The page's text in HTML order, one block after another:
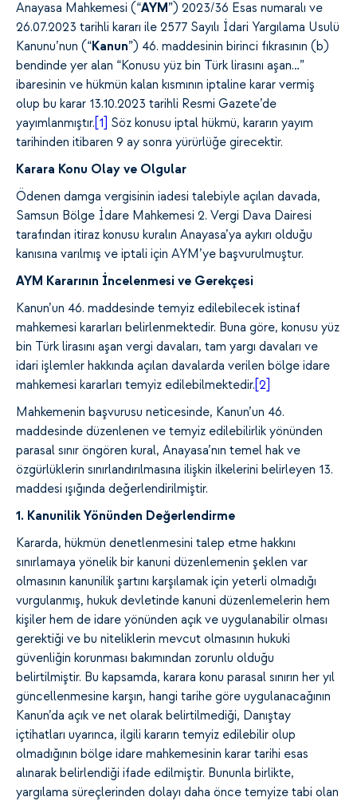
Anayasa Mahkemesi (“AYM”) 2023/36 Esas numaralı ve
26.07.2023 tarihli kararı ile 2577 Sayılı İdari Yargılama Usulü
Kanunu’nun (“Kanun”) 46. maddesinin birinci fıkrasının (b)
bendinde yer alan “Konusu yüz bin Türk lirasını aşan…”
ibaresinin ve hükmün kalan kısmının iptaline karar vermiş
olup bu karar 13.10.2023 tarihli Resmi Gazete’de
yayımlanmıştır. [1] Söz konusu iptal hükmü, kararın yayım
tarihinden itibaren 9 ay sonra yürürlüğe girecektir.
Karara Konu Olay ve Olgular
Ödenen damga vergisinin iadesi talebiyle açılan davada,
Samsun Bölge İdare Mahkemesi 2. Vergi Dava Dairesi
tarafından itiraz konusu kuralın Anayasa’ya aykırı olduğu
kanısına varılmış ve iptali için AYM’ye başvurulmuştur.
AYM Kararının İncelenmesi ve Gerekçesi
Kanun’un 46. maddesinde temyiz edilebilecek istinaf
mahkemesi kararları belirlenmektedir. Buna göre, konusu yüz
bin Türk lirasını aşan vergi davaları, tam yargı davaları ve
idari işlemler hakkında açılan davalarda verilen bölge idare
mahkemesi kararları temyiz edilebilmektedir. [2]
Mahkemenin başvurusu neticesinde, Kanun’un 46.
maddesinde düzenlenen ve temyiz edilebilirlik yönünden
parasal sınır öngören kural, Anayasa’nın temel hak ve
özgürlüklerin sınırlandırılmasına ilişkin ilkelerini belirleyen 13.
maddesi ışığında değerlendirilmiştir.
1. Kanunilik Yönünden Değerlendirme
Kararda, hükmün denetlenmesini talep etme hakkını
sınırlamaya yönelik bir kanuni düzenlemenin şeklen var
olmasının kanunilik şartını karşılamak için yeterli olmadığı
vurgulanmış, hukuk devletinde kanuni düzenlemelerin hem
kişiler hem de idare yönünden açık ve uygulanabilir olması
gerektiği ve bu niteliklerin mevcut olmasının hukuki
güvenliğin korunması bakımından zorunlu olduğu
belirtilmiştir. Bu kapsamda, karara konu parasal sınırın her yıl
güncellenmesine karşın, hangi tarihe göre uygulanacağının
Kanun’da açık ve net olarak belirtilmediği, Danıştay
içtihatları uyarınca, ilgili kararın temyiz edilebilir olup
olmadığının bölge idare mahkemesinin karar tarihi esas
alınarak belirlendiği ifade edilmiştir. Bununla birlikte,
yargılama süreçlerinden dolayı daha önce temyize tabi olan